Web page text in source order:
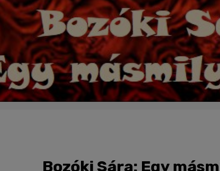
Bozóki Sára: Egy